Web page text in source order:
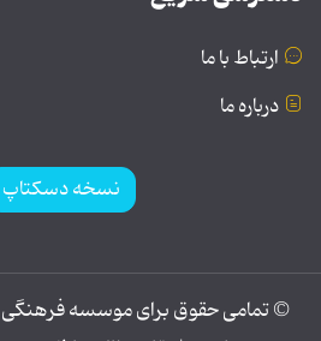
ارتباط با ما
درباره ما
نسخه دسکتاپ
© تمامی حقوق برای موسسه